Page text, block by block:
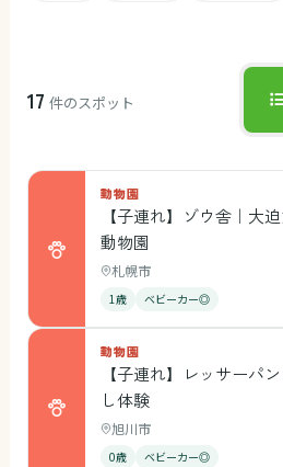
17 件のスポット
動物園
【子連れ】ゾウ舎｜大
動物園
札幌市
1歳 ベビーカー◎
動物園
【子連れ】レッサーパ
し体験
旭川市
0歳 ベビーカー◎